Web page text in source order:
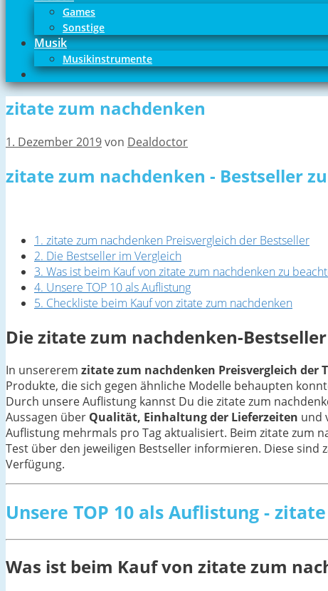
Games
Sonstige
Musik
Musikinstrumente
zitate zum nachdenken
1. Dezember 2019von Dealdoctor
zitate zum nachdenken - Bestseller
1. zitate zum nachdenken Preisvergleich der Bestseller
2. Die Bestseller im Vergleich
3. Was ist beim Kauf von zitate zum nachdenken zu
4. Unsere TOP 10 als Auflistung
5. Checkliste beim Kauf von zitate zum nachdenken
Die zitate zum nachdenken-
In unsererem zitate zum nachdenken Preisvergleich der
Produkte, die sich gegen ähnliche Modelle behaupten
Durch unsere Auflistung kannst Du die zitate zum
Aussagen über Qualität, Einhaltung der Lieferzeiten und
Auflistung mehrmals pro Tag aktualisiert. Beim zitate zum
Test über den jeweiligen Bestseller informieren. Diese
Verfügung.
Unsere TOP 10 als Auflistung -
Was ist beim Kauf von zitate zum